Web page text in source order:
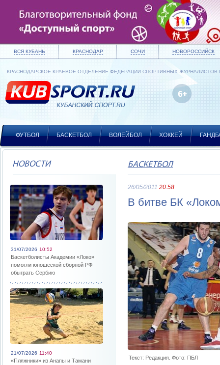
ВСЯ КУБАНЬ КРАСНОДАР СОЧИ НОВОРОССИЙСК
КРАСНОДАРСКОЕ КРАЕВОЕ ОТДЕЛЕНИЕ ФЕДЕРАЦИИ СПОРТИВНЫХ ЖУРНАЛИСТОВ
ФУТБОЛ БАСКЕТБОЛ ВОЛЕЙБОЛ ХОККЕЙ
НОВОСТИ
31/07/2026 10:52
Баскетболисты Академии «Локо»
помогли юношеской сборной РФ
обыграть Сербию
21/07/2026 11:40
«Пляжники» из Анапы и Тамани
БАСКЕТБОЛ
26/05/2011 20:58
В битве БК
Текст: Редакция. Фото: ПБЛ